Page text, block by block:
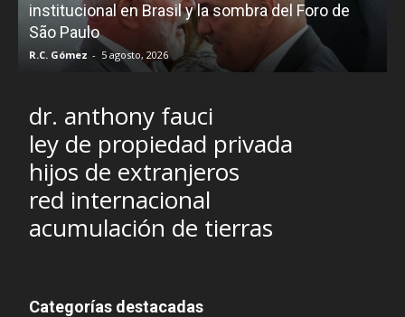
institucional en Brasil y la sombra del Foro de
São Paulo
R.C. Gómez - 5 agosto, 2026
dr. anthony fauci
ley de propiedad privada
hijos de extranjeros
red internacional
acumulación de tierras
Categorías destacadas